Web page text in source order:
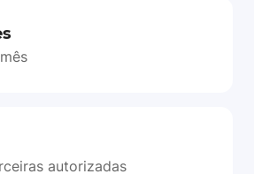
autorizadas